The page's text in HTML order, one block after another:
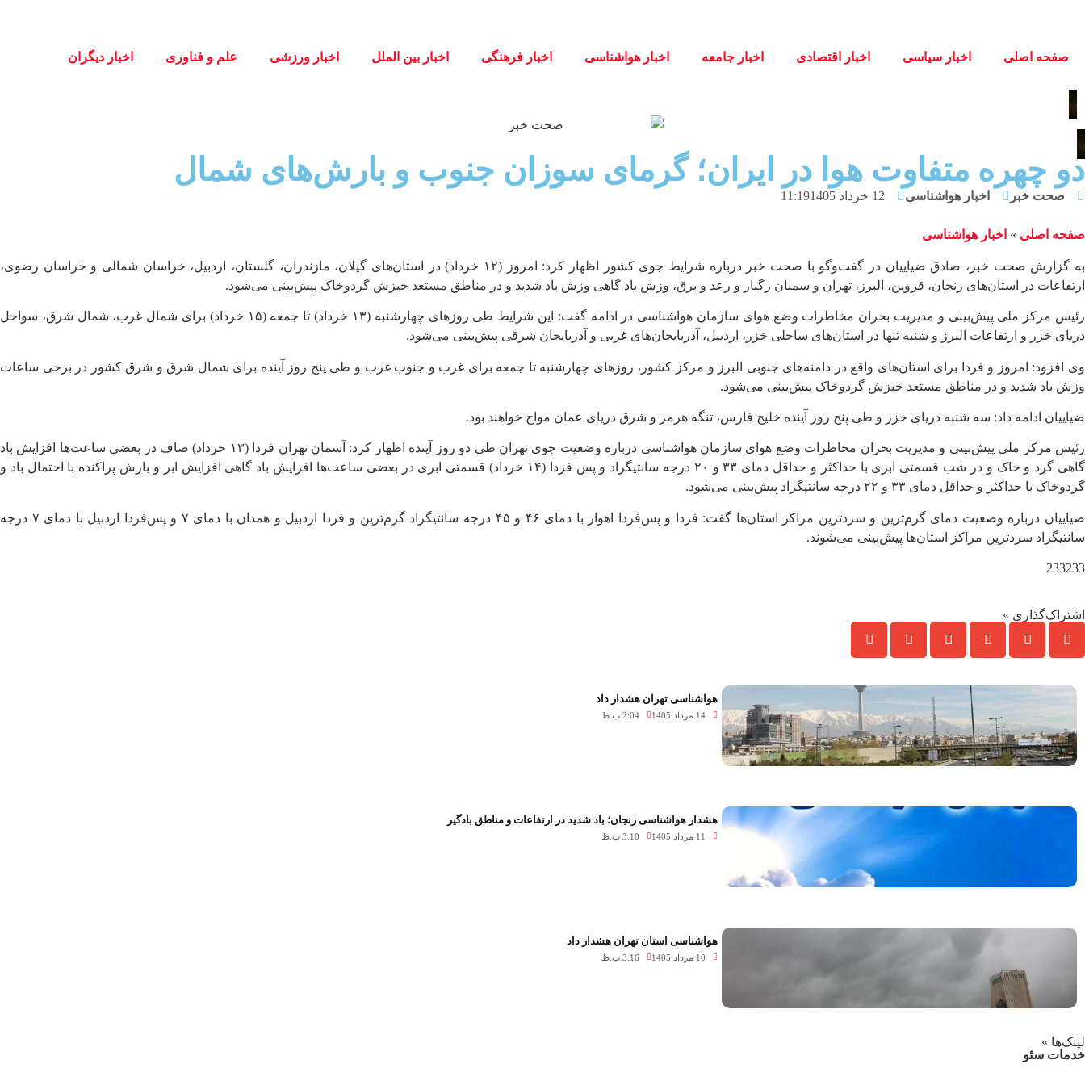
صفحه اصلی اخبار سیاسی اخبار اقتصادی اخبار جامعه اخبار هواشناسی اخبار فرهنگی اخبار بین الملل اخبار ورزشی علم و فناوری اخبار دیگران
دو چهره متفاوت هوا در ایران؛ گرمای سوزان جنوب و بارش‌های شمال
صحت خبر اخبار هواشناسی 12 خرداد 1405 11:19
صفحه اصلی » اخبار هواشناسی
به گزارش صحت خبر، صادق ضیاییان در گفت‌وگو با صحت خبر درباره شرایط جوی کشور اظهار کرد: امروز (۱۲ خرداد) در استان‌های گیلان، مازندران، گلستان، اردبیل، خراسان شمالی و خراسان رضوی،
ارتفاعات در استان‌های زنجان، قزوین، البرز، تهران و سمنان رگبار و رعد و برق، وزش باد گاهی وزش باد شدید و در مناطق مستعد خیزش گردوخاک پیش‌بینی می‌شود.
رئیس مرکز ملی پیش‌بینی و مدیریت بحران مخاطرات وضع هوای سازمان هواشناسی در ادامه گفت: این شرایط طی روزهای چهارشنبه (۱۳ خرداد) تا جمعه (۱۵ خرداد) برای شمال غرب، شمال شرق، سواحل
دریای خزر و ارتفاعات البرز و شنبه تنها در استان‌های ساحلی خزر، اردبیل، آذربایجان‌های غربی و آذربایجان شرقی پیش‌بینی می‌شود.
وی افزود: امروز و فردا برای استان‌های واقع در دامنه‌های جنوبی البرز و مرکز کشور، روزهای چهارشنبه تا جمعه برای غرب و جنوب غرب و طی پنج روز آینده برای شمال شرق و شرق کشور در برخی ساعات
وزش باد شدید و در مناطق مستعد خیزش گردوخاک پیش‌بینی می‌شود.
ضیاییان ادامه داد: سه شنبه دریای خزر و طی پنج روز آینده خلیج فارس، تنگه هرمز و شرق دریای عمان مواج خواهند بود.
رئیس مرکز ملی پیش‌بینی و مدیریت بحران مخاطرات وضع هوای سازمان هواشناسی درباره وضعیت جوی تهران طی دو روز آینده اظهار کرد: آسمان تهران فردا (۱۳ خرداد) صاف در بعضی ساعت‌ها افزایش باد
گاهی گرد و خاک و در شب قسمتی ابری با حداکثر و حداقل دمای ۳۳ و ۲۰ درجه سانتیگراد و پس فردا (۱۴ خرداد) قسمتی ابری در بعضی ساعت‌ها افزایش باد گاهی افزایش ابر و بارش پراکنده با احتمال باد و
گردوخاک با حداکثر و حداقل دمای ۳۳ و ۲۲ درجه سانتیگراد پیش‌بینی می‌شود.
ضیاییان درباره وضعیت دمای گرم‌ترین و سردترین مراکز استان‌ها گفت: فردا و پس‌فردا اهواز با دمای ۴۶ و ۴۵ درجه سانتیگراد گرم‌ترین و فردا اردبیل و همدان با دمای ۷ و پس‌فردا اردبیل با دمای ۷ درجه
سانتیگراد سردترین مراکز استان‌ها پیش‌بینی می‌شوند.
233233
اشتراک‌گذاری »
هواشناسی تهران هشدار داد
14 مرداد 1405 2:04 ب.ظ
هشدار هواشناسی زنجان؛ باد شدید در ارتفاعات و مناطق بادگیر
11 مرداد 1405 3:10 ب.ظ
هواشناسی استان تهران هشدار داد
10 مرداد 1405 3:16 ب.ظ
لینک‌ها »
خدمات سئو